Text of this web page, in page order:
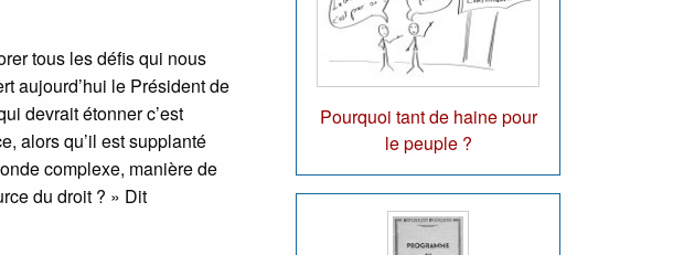
tous les défis qui nous
aujourd’hui le Président de
devrait étonner c’est
alors qu’il est supplanté
complexe, manière de
du droit ? » Dit
Pourquoi tant de haine pour
le peuple ?